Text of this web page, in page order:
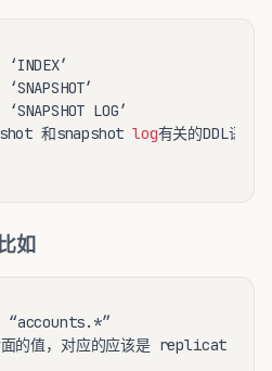
‘INDEX’
LOG’
和snapshot log有关的DDL语句
如
“accounts.*”